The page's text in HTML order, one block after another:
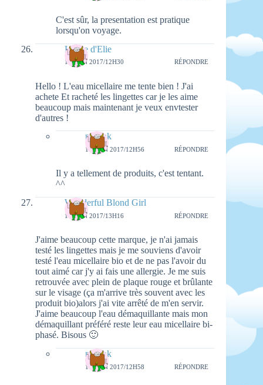
C'est sûr, la presentation est pratique
lorsqu'on voyage.
La vie d'Elie
17 JUIN 2017/12H30 RÉPONDRE
Hello ! L'eau micellaire me tente bien ! J'ai
achete Et racheté les lingettes car je les aime
beaucoup mais maintenant je veux envtester
d'autres !
natieak
18 JUIN 2017/12H56 RÉPONDRE
Il y a tellement de produits, c'est tentant.
^^
Wonderful Blond Girl
17 JUIN 2017/13H16 RÉPONDRE
J'aime beaucoup cette marque, je n'ai jamais
testé les lingettes mais je me souviens d'avoir
testé l'eau micellaire bio et de ne pas l'avoir du
tout aimé car j'y ai fais une allergie. Je me suis
retrouvée avec plein de plaque rouge et brûlante
sur le visage (ça m'arrive très souvent avec les
produit bio)alors j'ai vite arrêté de m'en servir.
J'aime beaucoup l'eau démaquillante mais mon
démaquillant préféré reste leur eau micellaire bi-
phasé. Bisous 🙂
natieak
18 JUIN 2017/12H58 RÉPONDRE